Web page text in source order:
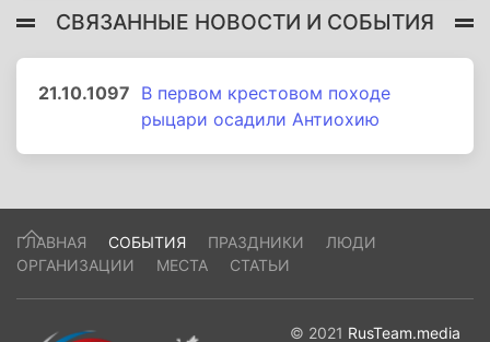
СВЯЗАННЫЕ НОВОСТИ И СОБЫТИЯ
21.10.1097 В первом крестовом походе
рыцари осадили Антиохию
ГЛАВНАЯ СОБЫТИЯ ПРАЗДНИКИ
ЛЮДИ
ОРГАНИЗАЦИИ
МЕСТА СТАТЬИ
© 2021 RusTeam.media